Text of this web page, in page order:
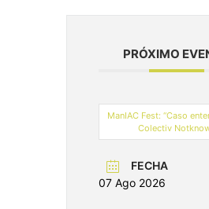
PRÓXIMO
ManIAC Fest: “Caso
Colectiv
FECHA
07 Ago 2026